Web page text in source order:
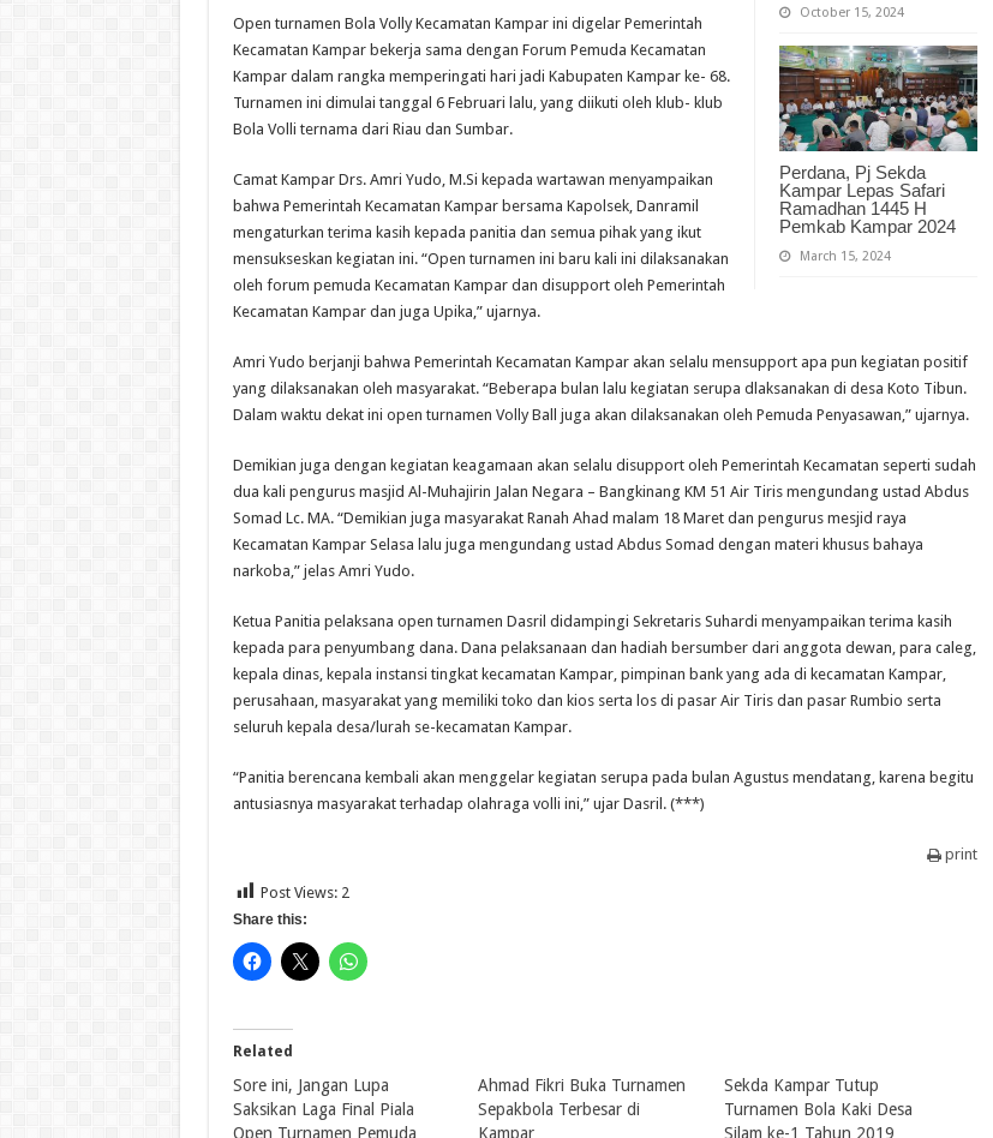
October 15, 2024
Perdana, Pj Sekda
Kampar Lepas Safari
Ramadhan 1445 H
Pemkab Kampar 2024
March 15, 2024
Open turnamen Bola Volly Kecamatan Kampar ini digelar Pemerintah
Kecamatan Kampar bekerja sama dengan Forum Pemuda Kecamatan
Kampar dalam rangka memperingati hari jadi Kabupaten Kampar ke- 68.
Turnamen ini dimulai tanggal 6 Februari lalu, yang diikuti oleh klub- klub
Bola Volli ternama dari Riau dan Sumbar.
Camat Kampar Drs. Amri Yudo, M.Si kepada wartawan menyampaikan
bahwa Pemerintah Kecamatan Kampar bersama Kapolsek, Danramil
mengaturkan terima kasih kepada panitia dan semua pihak yang ikut
mensukseskan kegiatan ini. “Open turnamen ini baru kali ini dilaksanakan
oleh forum pemuda Kecamatan Kampar dan disupport oleh Pemerintah
Kecamatan Kampar dan juga Upika,” ujarnya.
Amri Yudo berjanji bahwa Pemerintah Kecamatan Kampar akan selalu mensupport apa pun kegiatan positif
yang dilaksanakan oleh masyarakat. “Beberapa bulan lalu kegiatan serupa dlaksanakan di desa Koto Tibun.
Dalam waktu dekat ini open turnamen Volly Ball juga akan dilaksanakan oleh Pemuda Penyasawan,” ujarnya.
Demikian juga dengan kegiatan keagamaan akan selalu disupport oleh Pemerintah Kecamatan seperti sudah
dua kali pengurus masjid Al-Muhajirin Jalan Negara – Bangkinang KM 51 Air Tiris mengundang ustad Abdus
Somad Lc. MA. “Demikian juga masyarakat Ranah Ahad malam 18 Maret dan pengurus mesjid raya
Kecamatan Kampar Selasa lalu juga mengundang ustad Abdus Somad dengan materi khusus bahaya
narkoba,” jelas Amri Yudo.
Ketua Panitia pelaksana open turnamen Dasril didampingi Sekretaris Suhardi menyampaikan terima kasih
kepada para penyumbang dana. Dana pelaksanaan dan hadiah bersumber dari anggota dewan, para caleg,
kepala dinas, kepala instansi tingkat kecamatan Kampar, pimpinan bank yang ada di kecamatan Kampar,
perusahaan, masyarakat yang memiliki toko dan kios serta los di pasar Air Tiris dan pasar Rumbio serta
seluruh kepala desa/lurah se-kecamatan Kampar.
“Panitia berencana kembali akan menggelar kegiatan serupa pada bulan Agustus mendatang, karena begitu
antusiasnya masyarakat terhadap olahraga volli ini,” ujar Dasril. (***)
print
Post Views: 2
Share this:
Related
Sore ini, Jangan Lupa
Saksikan Laga Final Piala
Open Turnamen Pemuda
Ahmad Fikri Buka Turnamen
Sepakbola Terbesar di
Kampar
Sekda Kampar Tutup
Turnamen Bola Kaki Desa
Silam ke-1 Tahun 2019